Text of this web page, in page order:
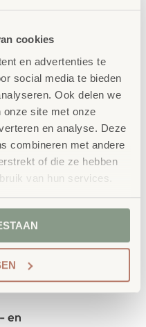
cookies
en advertenties te
social media te bieden
Ook delen we
onze site met onze
en analyse. Deze
combineren met andere
of die ze hebben
van hun services.
bij School
in
dat een
deze
kinderen én
start vanuit uw idee
en